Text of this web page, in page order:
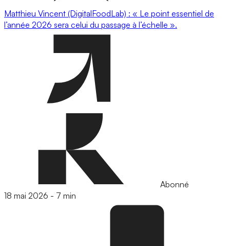
Matthieu Vincent (DigitalFoodLab) : « Le point essentiel de
l’année 2026 sera celui du passage à l’échelle ».
Abonné
18 mai 2026 - 7 min